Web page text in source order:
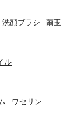
洗顔ブラシ 繭玉
ル
ワセリン